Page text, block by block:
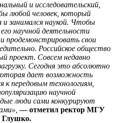
и исследовательский,
любой человек, который
и занимался наукой. Чтобы
научной деятельности
продемонстрировать свои
Российское общество
проект. Совсем недавно
Сегодня это абсолютно
дает возможность
к передовым технологиям,
научной
люди сами конкурируют
— отметил ректор МГУ
Глушко.